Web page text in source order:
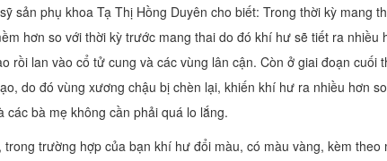
sản phụ khoa Tạ Thị Hồng Duyên cho biết: Trong thời kỳ mang
hơn so với thời kỳ trước mang thai do đó khí hư sẽ tiết ra
rồi lan vào cổ tử cung và các vùng lân cận. Còn ở giai đoạn
do đó vùng xương chậu bị chèn lại, khiến khí hư ra nhiều hơn
các bà mẹ không cần phải quá lo lắng.
trong trường hợp của bạn khí hư đổi màu, có màu vàng, kèm